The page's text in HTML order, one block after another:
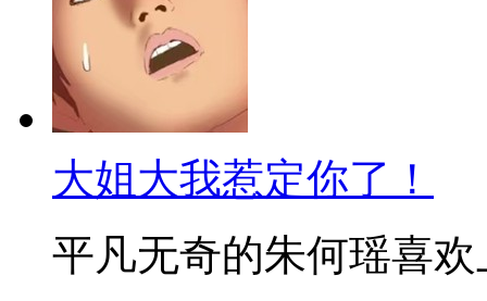
大姐大我惹定你了！
平凡无奇的朱何瑶喜欢